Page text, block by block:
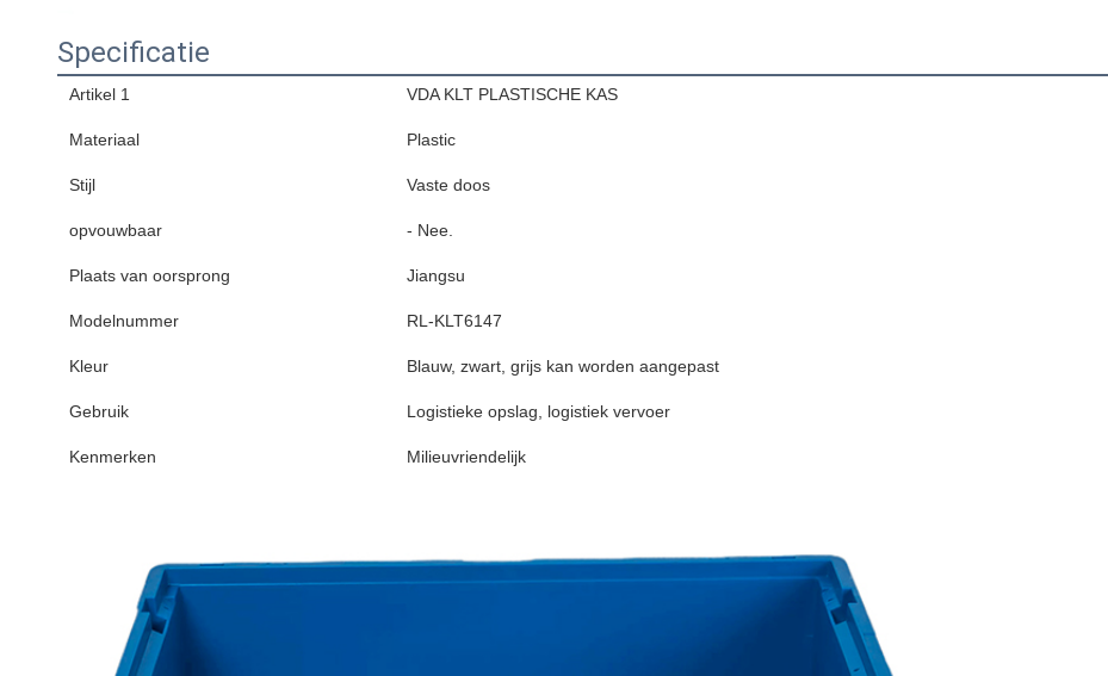
Specificatie
Artikel 1 VDA KLT PLASTISCHE KAS
Materiaal Plastic
Stijl Vaste doos
opvouwbaar - Nee.
Plaats van oorsprong Jiangsu
Modelnummer RL-KLT6147
Kleur Blauw, zwart, grijs kan worden aangepast
Gebruik Logistieke opslag, logistiek vervoer
Kenmerken Milieuvriendelijk